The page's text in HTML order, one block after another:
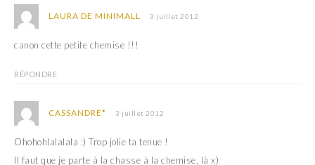
LAURA DE MINIMALL 3 juillet 2012
canon cette petite chemise !!!
RÉPONDRE
CASSANDRE* 3 juillet 2012
Ohohohlalalala :) Trop jolie ta tenue !
Il faut que je parte à la chasse à la chemise, là x)